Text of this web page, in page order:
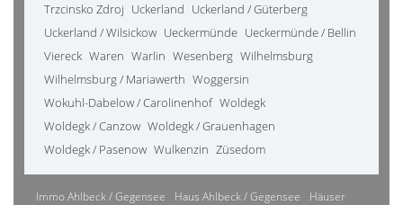
Trzcinsko Zdroj Uckerland Uckerland / Güterberg
Uckerland / Wilsickow Ueckermünde Ueckermünde / Bellin
Viereck Waren Warlin Wesenberg Wilhelmsburg
Wilhelmsburg / Mariawerth Woggersin
Wokuhl-Dabelow / Carolinenhof Woldegk
Woldegk / Canzow Woldegk / Grauenhagen
Woldegk / Pasenow Wulkenzin Züsedom
Immo Ahlbeck / Gegensee Haus Ahlbeck / Gegensee
Häuser